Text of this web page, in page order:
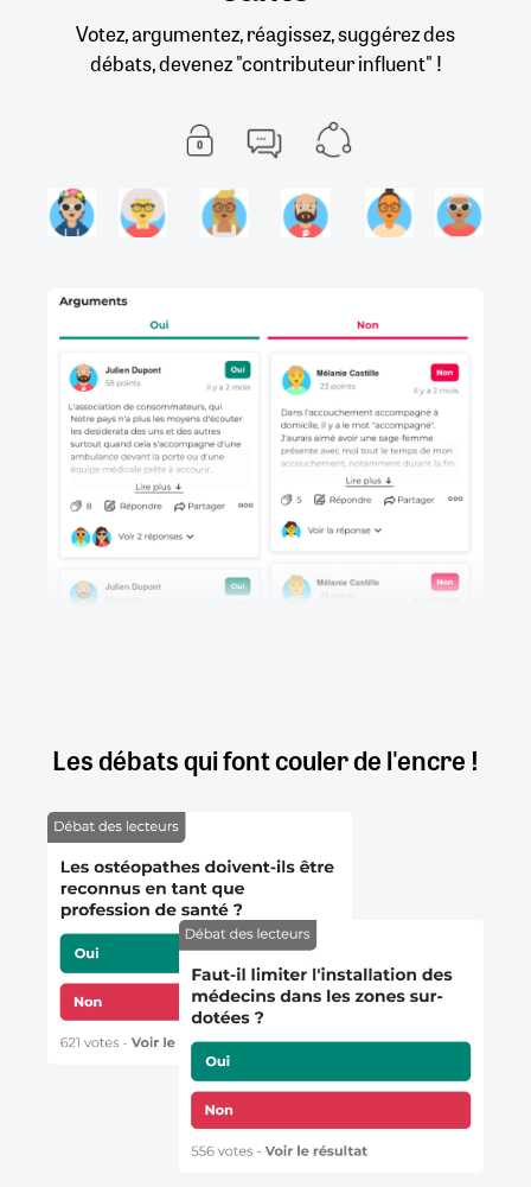
Votez, argumentez, réagissez, suggérez des
débats, devenez "contributeur influent" !
Les débats qui font couler de l'encre !